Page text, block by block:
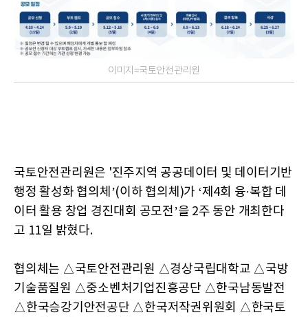
이미지=국토안전관리원
국토안전관리원은 '진주지역 공공데이터 및 데이터기반
행정 활성화 협의체’(이하 협의체)가 ‘제4회 융·복합 데
이터 활용 창업 경진대회 공모전’을 2주 동안 개최한다
고 11일 밝혔다.
협의체는 △국토안전관리원 △경상국립대학교 △국방
기술품질원 △중소벤처기업진흥공단 △한국남동발전
△한국승강기안전공단 △한국저작권위원회 △한국토